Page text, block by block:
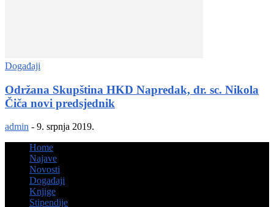
Događaji
Održana Skupština HKD Napredak, dr. sc. Nikola
Čiča novi predsjednik
admin - 9. srpnja 2019.
Home
Najave
Novosti
Događaji
Knjige
Stipendije